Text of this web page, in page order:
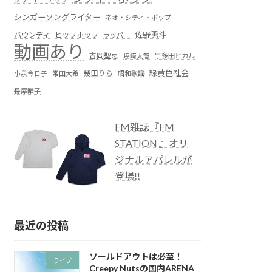
シンガーソングライター ネオ・シティ・ポップ
バウンディ ヒップホップ ラッパー 佐野勇斗
動画あり 吉岡聖恵 塩﨑太智 宇多田ヒカル
小泉今日子 常田大希 幾田りら 昭和歌謡 緑黄色社会
長屋晴子
FM雑誌『FM
STATION 』オリ
ジナルアパレルが
登場!!
最近の投稿
ライブ
ソールドアウトは必至！
Creepy Nutsの国内ARENA